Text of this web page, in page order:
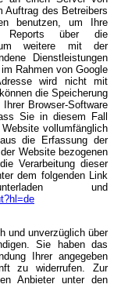
Auftrag des Betreibers
benutzen, um Ihre
Reports über die
um weitere mit der
Dienstleistungen
Rahmen von Google
wird nicht mit
die Speicherung
Browser-Software
Sie in diesem Fall
vollumfänglich
die Erfassung der
Website bezogenen
Verarbeitung dieser
dem folgenden Link
und
und unverzüglich über
Sie haben das
Ihrer angegeben
zu widerrufen. Zur
Anbieter unter den